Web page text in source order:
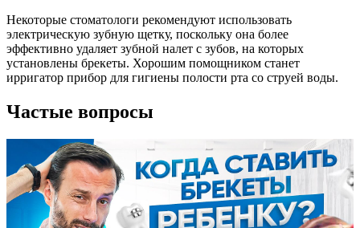
Некоторые стоматологи рекомендуют использовать
электрическую зубную щетку, поскольку она более
эффективно удаляет зубной налет с зубов, на которых
установлены брекеты. Хорошим помощником станет
ирригатор прибор для гигиены полости рта со струей воды.
Частые вопросы